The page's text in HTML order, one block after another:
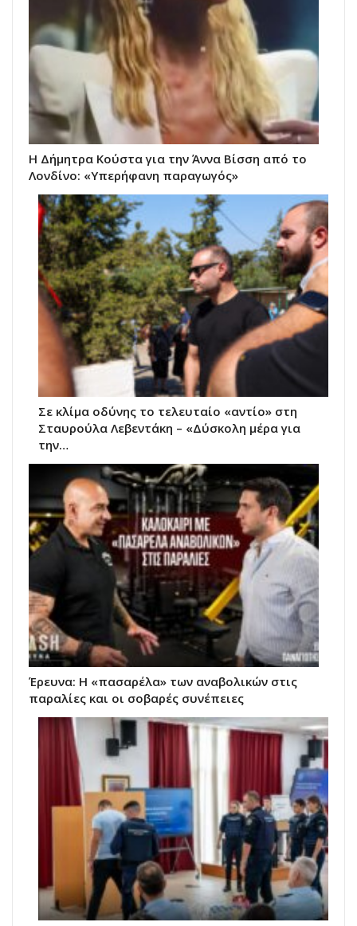
Η Δήμητρα Κούστα για την Άννα Βίσση από το
Λονδίνο: «Υπερήφανη παραγωγός»
Σε κλίμα οδύνης το τελευταίο «αντίο» στη
Σταυρούλα Λεβεντάκη – «Δύσκολη μέρα για
την…
Έρευνα: Η «πασαρέλα» των αναβολικών στις
παραλίες και οι σοβαρές συνέπειες